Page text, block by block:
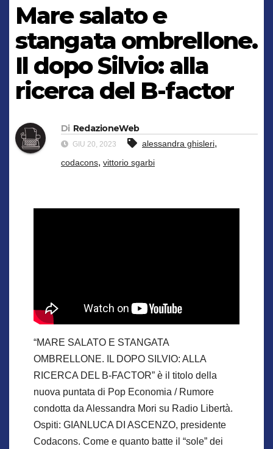
Mare salato e
stangata ombrellone.
Il dopo Silvio: alla
ricerca del B-factor
Di RedazioneWeb
GIU 20, 2023 alessandra ghisleri,
codacons, vittorio sgarbi
“MARE SALATO E STANGATA
OMBRELLONE. IL DOPO SILVIO: ALLA
RICERCA DEL B-FACTOR” è il titolo della
nuova puntata di Pop Economia / Rumore
condotta da Alessandra Mori su Radio Libertà.
Ospiti: GIANLUCA DI ASCENZO, presidente
Codacons. Come e quanto batte il “sole” dei